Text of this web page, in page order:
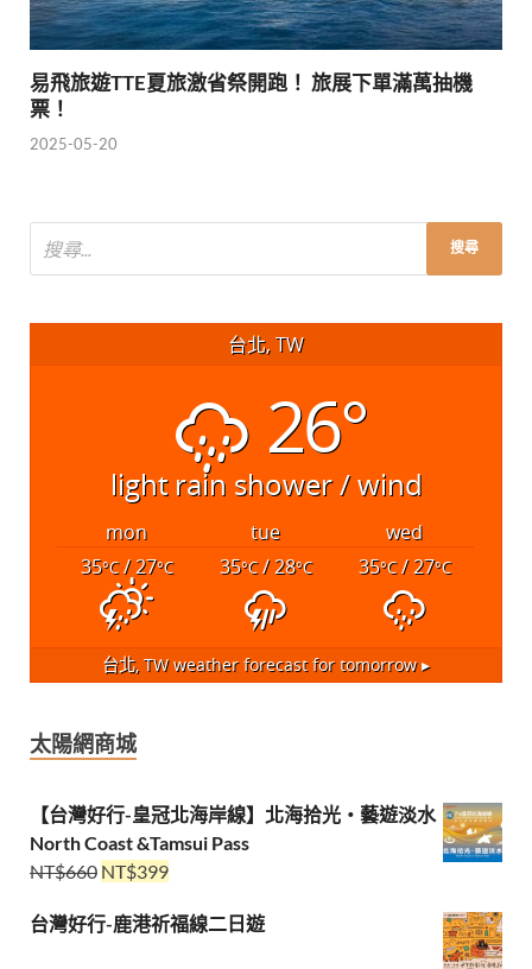
易飛旅遊TTE夏旅激省祭開跑！ 旅展下單滿萬抽機
票！
2025-05-20
台北, TW
26°
light rain shower / wind
mon tue
wed
35°C/ 27°C 35°C/ 28°C 35°C/ 27°C
台北, TWweather forecast for tomorrow ▸
太陽網商城
【台灣好行-皇冠北海岸線】北海拾光・藝遊淡水
North Coast &Tamsui Pass
NT$660 NT$399
台灣好行-鹿港祈福線二日遊